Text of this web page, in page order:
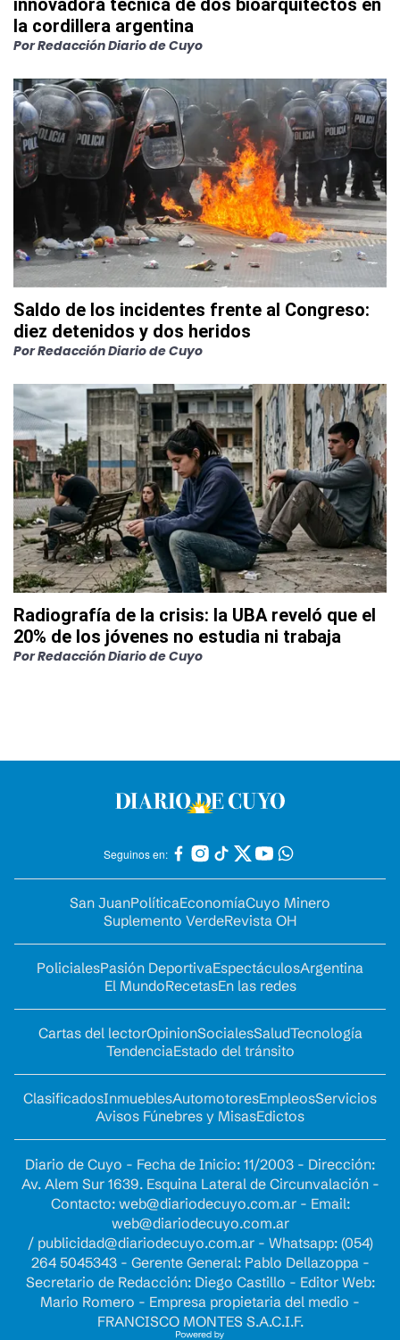
innovadora técnica de dos bioarquitectos en
la cordillera argentina
PorRedacción Diario de Cuyo
Saldo de los incidentes frente al Congreso:
diez detenidos y dos heridos
PorRedacción Diario de Cuyo
Radiografía de la crisis: la UBA reveló que el
20% de los jóvenes no estudia ni trabaja
PorRedacción Diario de Cuyo
Seguinos en:
San JuanPolíticaEconomíaCuyo Minero
Suplemento VerdeRevista OH
PolicialesPasión DeportivaEspectáculosArgentina
El MundoRecetasEn las redes
Cartas del lectorOpinionSocialesSaludTecnología
TendenciaEstado del tránsito
ClasificadosInmueblesAutomotoresEmpleosServicios
Avisos Fúnebres y MisasEdictos
Diario de Cuyo - Fecha de Inicio: 11/2003 - Dirección:
Av. Alem Sur 1639. Esquina Lateral de Circunvalación -
Contacto: web@diariodecuyo.com.ar- Email:
web@diariodecuyo.com.ar
/ publicidad@diariodecuyo.com.ar- Whatsapp: (054)
264 5045343 - Gerente General: Pablo Dellazoppa -
Secretario de Redacción: Diego Castillo - Editor Web:
Mario Romero - Empresa propietaria del medio -
FRANCISCO MONTES S.A.C.I.F.